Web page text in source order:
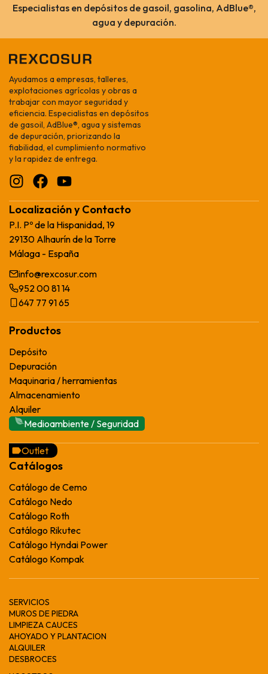
Especialistas en depósitos de gasoil, gasolina, AdBlue®,
agua y depuración.
Ayudamos a empresas, talleres,
explotaciones agrícolas y obras a
trabajar con mayor seguridad y
eficiencia. Especialistas en depósitos
de gasoil, AdBlue®, agua y sistemas
de depuración, priorizando la
fiabilidad, el cumplimiento normativo
y la rapidez de entrega.
Localización y Contacto
P.I. Pº de la Hispanidad, 19
29130 Alhaurín de la Torre
Málaga - España
info@rexcosur.com
952 00 81 14
647 77 91 65
Productos
Depósito
Depuración
Maquinaria / herramientas
Almacenamiento
Alquiler
Medioambiente / Seguridad
Outlet
Catálogos
Catálogo de Cemo
Catálogo Nedo
Catálogo Roth
Catálogo Rikutec
Catálogo Hyndai Power
Catálogo Kompak
SERVICIOS
MUROS DE PIEDRA
LIMPIEZA CAUCES
AHOYADO Y PLANTACION
ALQUILER
DESBROCES